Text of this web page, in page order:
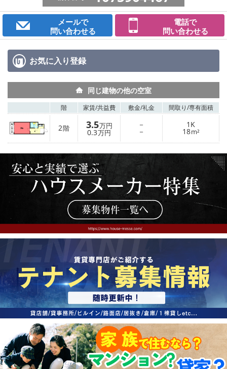
メールで
問い合わせる
電話で
問い合わせる
お気に入り登録
同じ建物の他の空室
階 家賃/共益費 敷金/礼金 間取り/専有面積
2階 3.5万円
0.3万円
－
－
1K
18m²